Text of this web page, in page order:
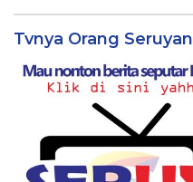
Tvnya Orang Seruyan